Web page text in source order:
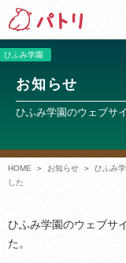
ひふみ学園
お知らせ
ひふみ学園のウェブサ
HOME お知らせ ひふみ学
した
ひふみ学園のウェブサ
た。